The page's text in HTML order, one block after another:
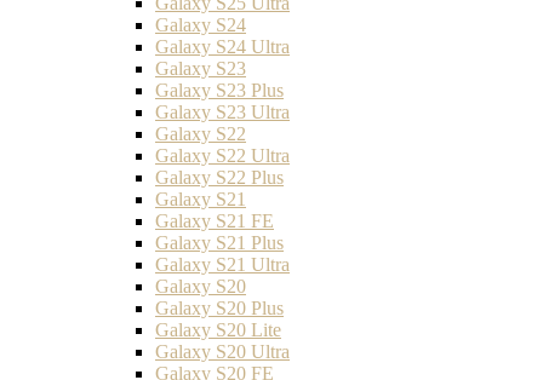
Galaxy S24
Galaxy S24 Ultra
Galaxy S23
Galaxy S23 Plus
Galaxy S23 Ultra
Galaxy S22
Galaxy S22 Ultra
Galaxy S22 Plus
Galaxy S21
Galaxy S21 FE
Galaxy S21 Plus
Galaxy S21 Ultra
Galaxy S20
Galaxy S20 Plus
Galaxy S20 Lite
Galaxy S20 Ultra
Galaxy S20 FE